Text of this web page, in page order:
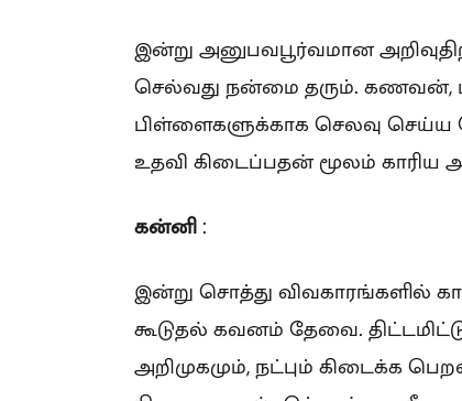
இன்று அனுபவபூர்வமான
செல்வது நன்மை தரும். கணவன்,
பிள்ளைகளுக்காக செலவு செய்ய
உதவி கிடைப்பதன் மூலம் காரிய
கன்னி :
இன்று சொத்து விவகாரங்களில்
கூடுதல் கவனம் தேவை.
அறிமுகமும், நட்பும் கிடைக்க